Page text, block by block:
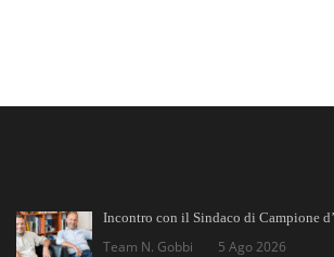
Incontro con il Sindaco di Campione
Team N. Gobbi 5 Ago 2026